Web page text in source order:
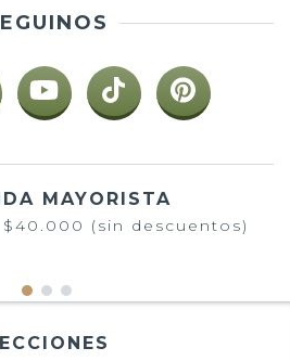
MAYORISTA
(sin descuentos)